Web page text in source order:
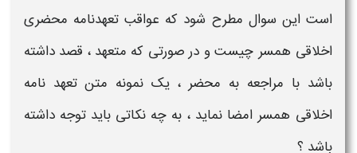
است این سوال مطرح شود که عواقب تعهدنامه محضری
اخلاقی همسر چیستو در صورتی که متعهد ، قصد داشته
باشد با مراجعه به محضر ، یک نمونه متن تعهد نامه
اخلاقی همسر امضا نماید ، به چه نکاتی باید توجه داشته
باشد ؟